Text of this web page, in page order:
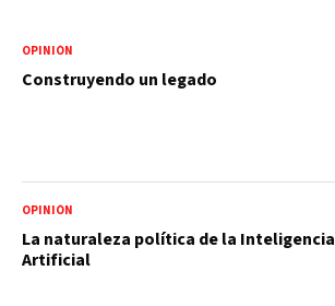
OPINIÓN
Construyendo un legado
OPINIÓN
La naturaleza política de la Inteligencia
Artificial